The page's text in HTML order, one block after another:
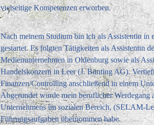
vielseitige Kompetenzen erworben.
Nach meinem Studium bin ich als Assistentin in
gestartet. Es folgten Tätigkeiten als Assistentin
Medienunternehmen in Oldenburg sowie als
Handelskonzern in Leer (J. Bünting AG).
Finanzen/Controlling anschließend in einem
Abgerundet wurde mein beruflicher
Unternehmens im sozialen Bereich, (SELAM-
Führungsaufgaben übernommen habe.